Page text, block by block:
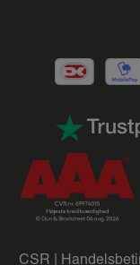
CSR |